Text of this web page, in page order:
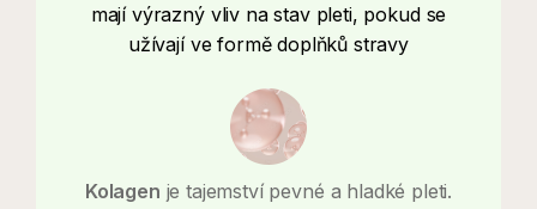
mají výrazný vliv na stav pleti, pokud se
užívají ve formě doplňků stravy
Kolagen je tajemství pevné a hladké pleti.